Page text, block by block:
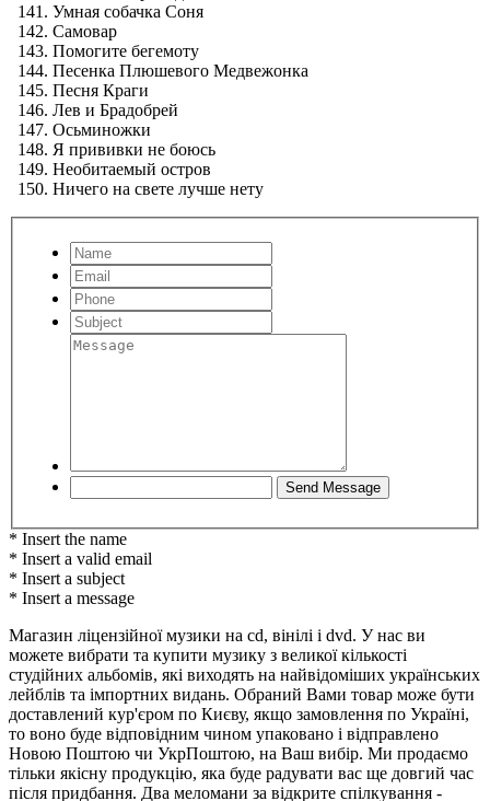
Умная собачка Соня
Самовар
Помогите бегемоту
Песенка Плюшевого Медвежонка
Песня Краги
Лев и Брадобрей
Осьминожки
Я прививки не боюсь
Необитаемый остров
Ничего на свете лучше нету
* Insert the name
* Insert a valid email
* Insert a subject
* Insert a message
Магазин ліцензійної музики на cd, вінілі і dvd. У нас ви
можете вибрати та купити музику з великої кількості
студійних альбомів, які виходять на найвідоміших українських
лейблів та імпортних видань. Обраний Вами товар може бути
доставлений кур'єром по Києву, якщо замовлення по Україні,
то воно буде відповідним чином упаковано і відправлено
Новою Поштою чи УкрПоштою, на Ваш вибір. Ми продаємо
тільки якісну продукцію, яка буде радувати вас ще довгий час
після придбання. Два меломани за відкрите спілкування -